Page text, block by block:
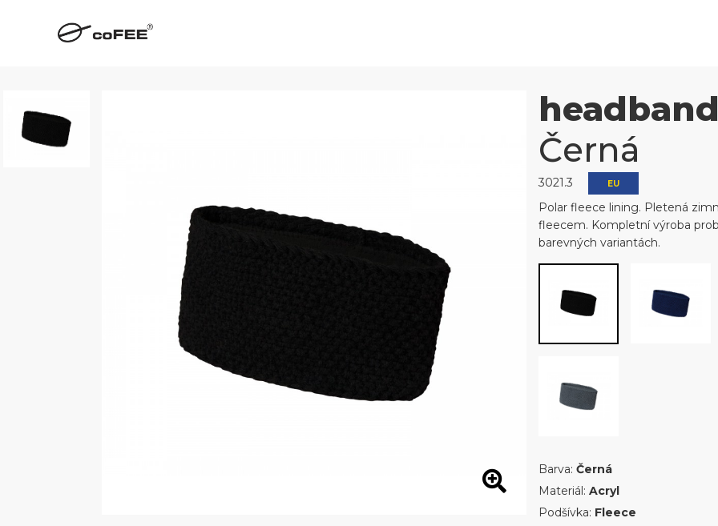
Černá
3021.3 EU
Polar fleece lining. Pletená
fleecem. Kompletní výroba
barevných variantách.
Barva: Černá
Materiál: Acryl
Podšívka: Fleece